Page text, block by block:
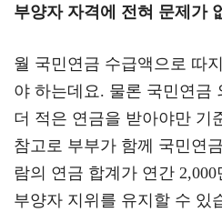
부양자 자격에 전혀 문제가
월 국민연금 수급액으로 따
야 하는데요. 물론 국민연금
더 적은 연금을 받아야만 기
참고로 부부가 함께 국민연
람의 연금 합계가 연간
부양자 지위를 유지할 수 있